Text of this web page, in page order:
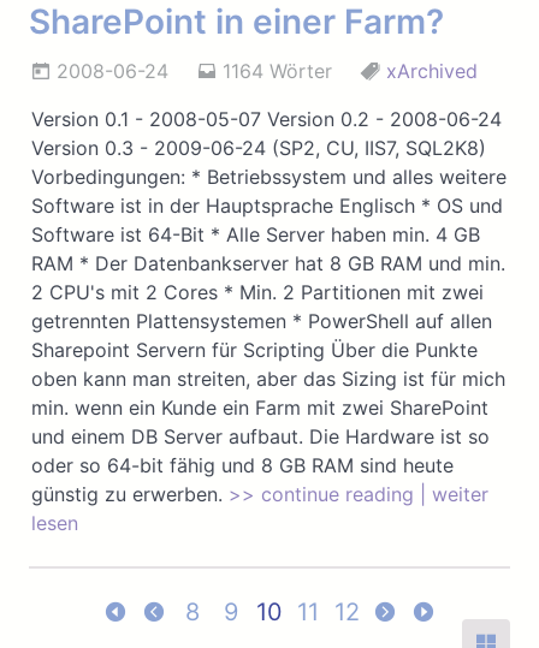
SharePoint in einer Farm?
2008-06-24 1164 Wörter
xArchived
Version 0.1 - 2008-05-07 Version 0.2 - 2008-06-24
Version 0.3 - 2009-06-24 (SP2, CU, IIS7, SQL2K8)
Vorbedingungen: * Betriebssystem und alles weitere
Software ist in der Hauptsprache Englisch * OS und
Software ist 64-Bit * Alle Server haben min. 4 GB
RAM * Der Datenbankserver hat 8 GB RAM und min.
2 CPU's mit 2 Cores * Min. 2 Partitionen mit zwei
getrennten Plattensystemen * PowerShell auf allen
Sharepoint Servern für Scripting Über die Punkte
oben kann man streiten, aber das Sizing ist für mich
min. wenn ein Kunde ein Farm mit zwei SharePoint
und einem DB Server aufbaut. Die Hardware ist so
oder so 64-bit fähig und 8 GB RAM sind heute
günstig zu erwerben. >> continue reading | weiter
lesen
8 9 10 11 12